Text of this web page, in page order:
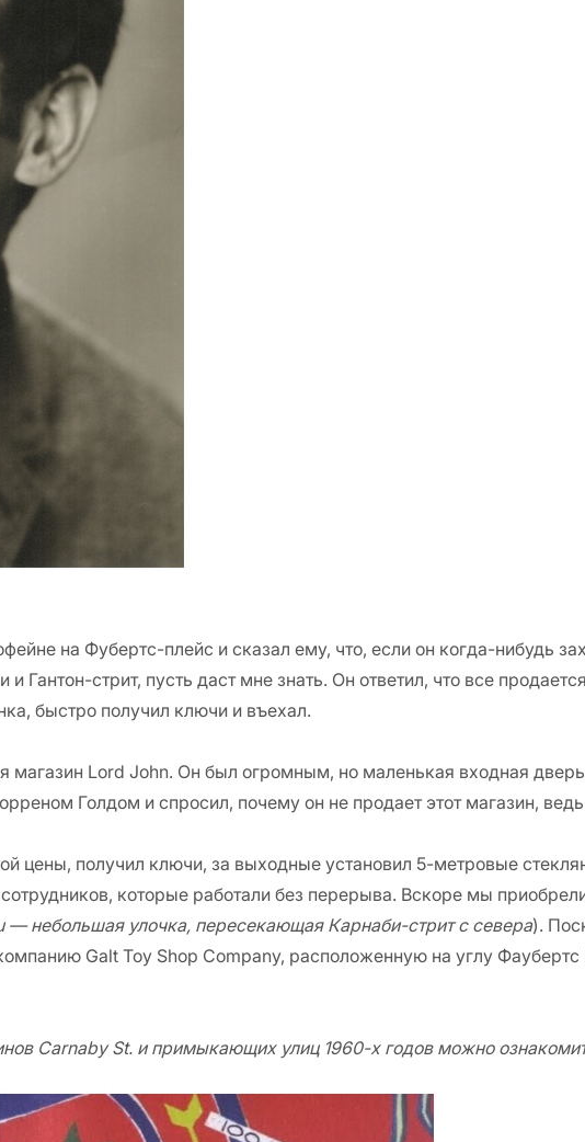
на Фубертс-плейс и сказал ему, что, если он когда-нибудь
Гантон-стрит, пусть даст мне знать. Он ответил, что все
быстро получил ключи и въехал.
магазин Lord John. Он был огромным, но маленькая входная дверь
Голдом и спросил, почему он не продает этот магазин,
цены, получил ключи, за выходные установил 5-метровые
которые работали без перерыва. Вскоре мы
— небольшая улочка, пересекающая Карнаби-стрит с севера).
Galt Toy Shop Company, расположенную на углу Фаубертс
Carnaby St. и примыкающих улиц 1960-х годов можно